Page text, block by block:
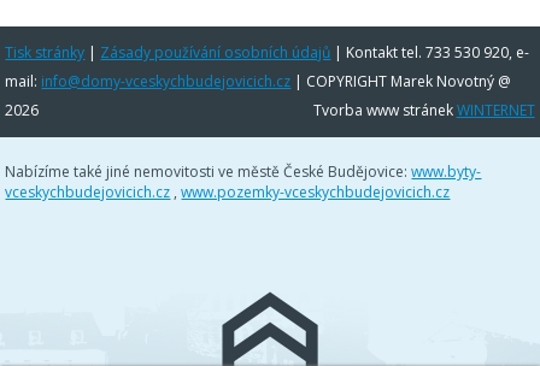
Tisk stránky | Zásady používání osobních údajů | Kontakt tel. 733 530 920, e-
mail: info@domy-vceskychbudejovicich.cz | COPYRIGHT Marek Novotný @
2026
Tvorba www stránekWINTERNET
Nabízíme také jiné nemovitosti ve městě České Budějovice:www.byty-
vceskychbudejovicich.cz ,www.pozemky-vceskychbudejovicich.cz